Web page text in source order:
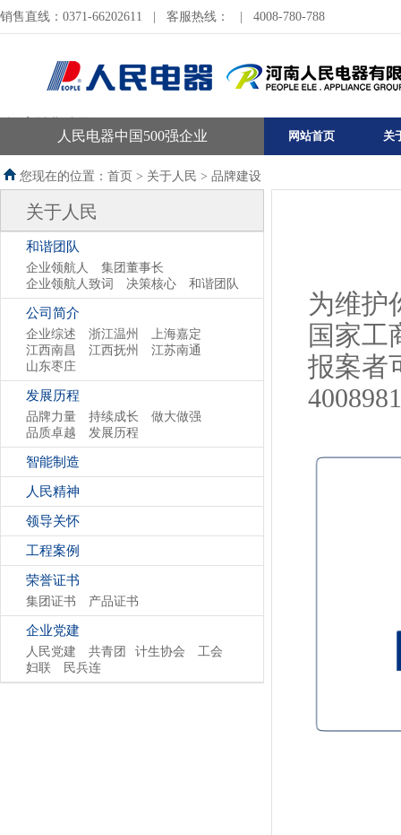
销售直线：0371-66202611 客服热线： 4008-780-788
人民电器中国500强企业 网站首页 关
您现在的位置：首页 > 关于人民 > 品牌建设
关于人民
和谐团队
企业领航人
集团董事长
企业领航人致词
决策核心 和谐团队
公司简介
企业综述 浙江温州
上海嘉定
江西南昌
江西抚州
江苏南通
山东枣庄
发展历程
品牌力量 持续成长
做大做强
品质卓越
发展历程
智能制造
人民精神
领导关怀
工程案例
荣誉证书
集团证书 产品证书
企业党建
人民党建 共青团 计生协会
工会
妇联
民兵连
为维护
国家工
报案者